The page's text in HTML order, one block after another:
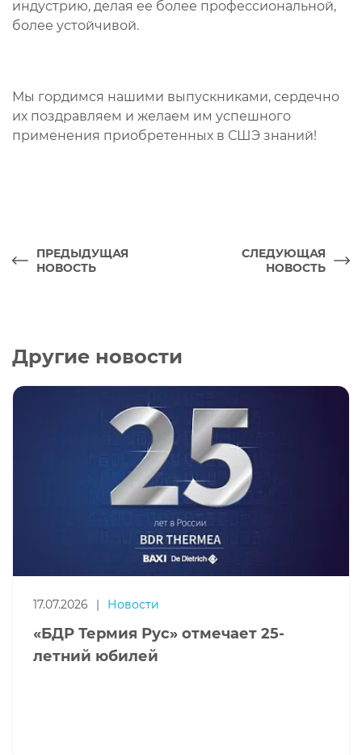
индустрию, делая ее более профессиональной,
более устойчивой.
Мы гордимся нашими выпускниками, сердечно
их поздравляем и желаем им успешного
применения приобретенных в СШЭ знаний!
ПРЕДЫДУЩАЯ
НОВОСТЬ
СЛЕДУЮЩАЯ
НОВОСТЬ
Другие новости
17.07.2026 | Новости
«БДР Термия Рус» отмечает 25-
летний юбилей